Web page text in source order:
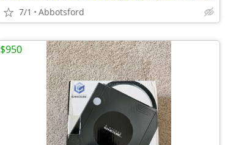
7/1 Abbotsford
$950